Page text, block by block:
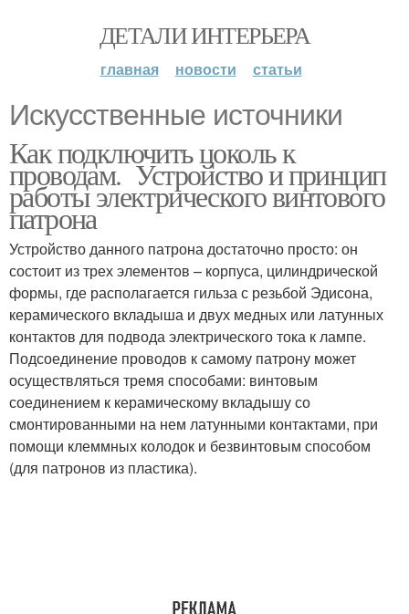
ДЕТАЛИ ИНТЕРЬЕРА
главная новости статьи
Искусственные источники
Как подключить цоколь к
проводам. Устройство и принцип
работы электрического винтового
патрона
Устройство данного патрона достаточно просто: он
состоит из трех элементов – корпуса, цилиндрической
формы, где располагается гильза с резьбой Эдисона,
керамического вкладыша и двух медных или латунных
контактов для подвода электрического тока к лампе.
Подсоединение проводов к самому патрону может
осуществляться тремя способами: винтовым
соединением к керамическому вкладышу со
смонтированными на нем латунными контактами, при
помощи клеммных колодок и безвинтовым способом
(для патронов из пластика).